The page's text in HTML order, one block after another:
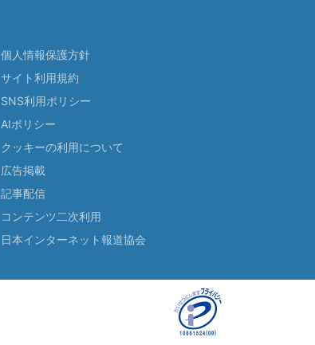
個人情報保護方針
サイト利用規約
SNS利用ポリシー
AIポリシー
クッキーの利用について
広告掲載
記事配信
コンテンツ二次利用
日本インターネット報道協会